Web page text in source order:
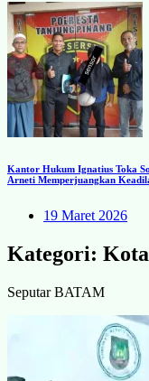
Kantor Hukum Ignatius Toka
Arneti Memperjuangkan
19 Maret 2026
Kategori:
Seputar BATAM